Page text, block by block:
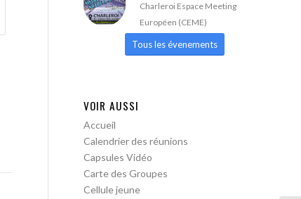
Charleroi Espace Meeting
Européen (CEME)
Tous les évenements
VOIR AUSSI
Accueil
Calendrier des réunions
Capsules Vidéo
Carte des Groupes
Cellule jeune